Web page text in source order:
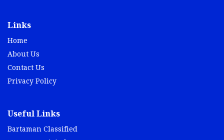
Links
Home
About Us
Contact Us
Privacy Policy
Useful Links
Bartaman Classified